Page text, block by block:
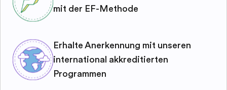
mit der EF-Methode
Erhalte Anerkennung mit unseren
international akkreditierten
Programmen